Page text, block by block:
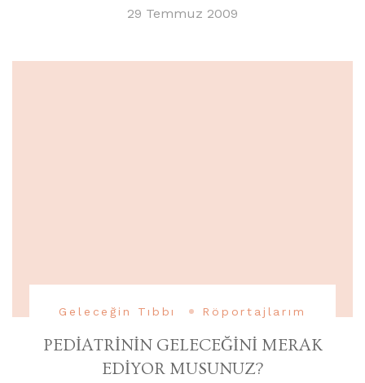
29 Temmuz 2009
Geleceğin Tıbbı Röportajlarım
PEDİATRİNİN GELECEĞİNİ MERAK
EDİYOR MUSUNUZ?